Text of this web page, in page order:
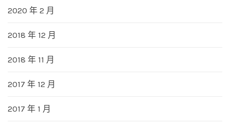
2020 年 2 月
2018 年 12 月
2018 年 11 月
2017 年 12 月
2017 年 1 月